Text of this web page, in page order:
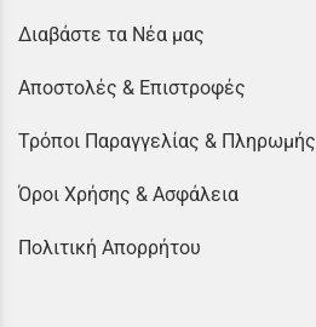
Διαβάστε τα Νέα μας
Αποστολές & Επιστροφές
Τρόποι Παραγγελίας & Πληρωμής
Όροι Χρήσης & Ασφάλεια
Πολιτική Απορρήτου